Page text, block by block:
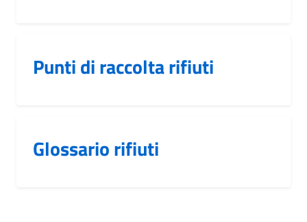
Punti di raccolta rifiuti
Glossario rifiuti